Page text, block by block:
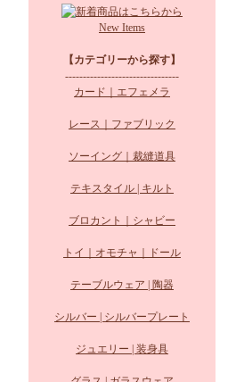
New Items
【カテゴリーから探す】
--------------------------------
カード｜エフェメラ
レース｜ファブリック
ソーイング｜裁縫道具
テキスタイル | キルト
ブロカント｜シャビー
トイ｜オモチャ｜ドール
テーブルウェア | 陶器
シルバー | シルバープレート
ジュエリー | 装身具